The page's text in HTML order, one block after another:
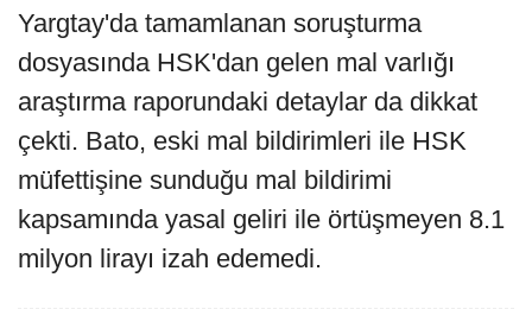
Yargtay'da tamamlanan soruşturma
dosyasında HSK'dan gelen mal varlığı
araştırma raporundaki detaylar da dikkat
çekti. Bato, eski mal bildirimleri ile HSK
müfettişine sunduğu mal bildirimi
kapsamında yasal geliri ile örtüşmeyen 8.1
milyon lirayı izah edemedi.